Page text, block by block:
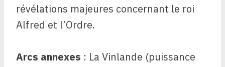
révélations majeures concernant le roi
Alfred et l’Ordre.
Arcs annexes : La Vinlande (puissance